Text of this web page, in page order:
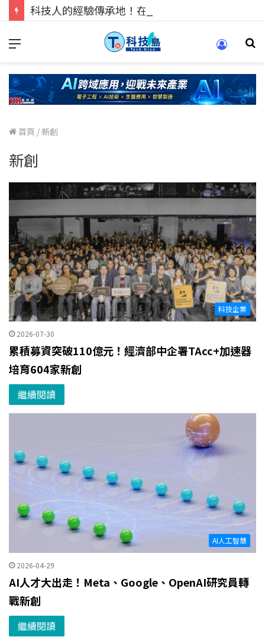
首頁 /新創
新創
科技企業
2026-07-30
累積募資突破110億元！經濟部中企署TAcc+加速器
培育604家新創
繼續閱讀
AI人工智慧
2026-04-29
AI人才大出走！Meta、Google、OpenAI研究員轉
戰新創
繼續閱讀